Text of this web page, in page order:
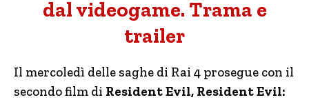
dal videogame. Trama e
trailer
Il mercoledì delle saghe di Rai 4 prosegue con il
secondo film di Resident Evil, Resident Evil: